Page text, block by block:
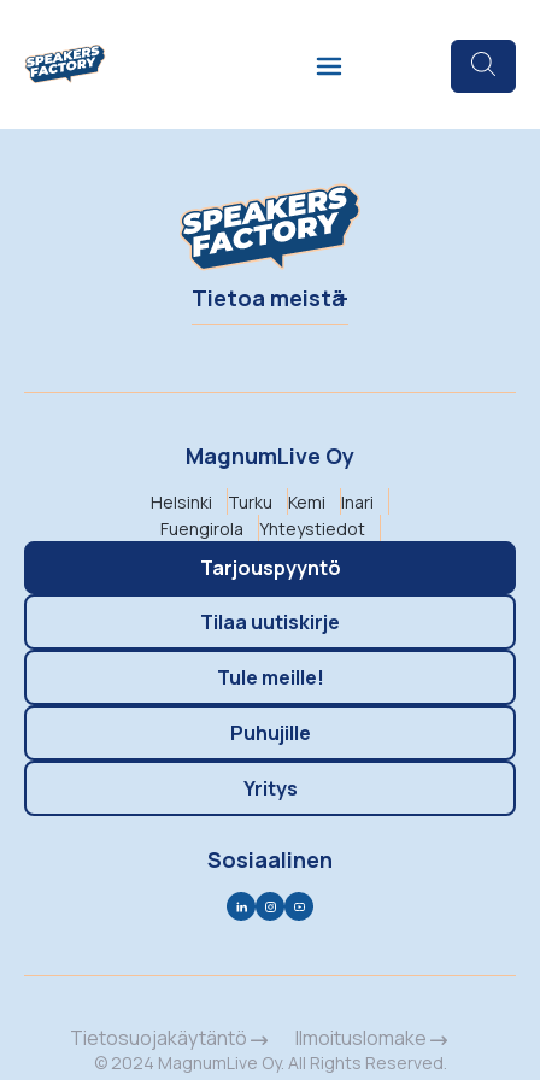
Tietoa meistä
MagnumLive Oy
Helsinki Turku Kemi
Inari
Fuengirola
Yhteystiedot
Tarjouspyyntö
Tilaa uutiskirje
Tule meille!
Puhujille
Yritys
Sosiaalinen
Tietosuojakäytäntö Ilmoituslomake
© 2024 MagnumLive Oy. All Rights Reserved.